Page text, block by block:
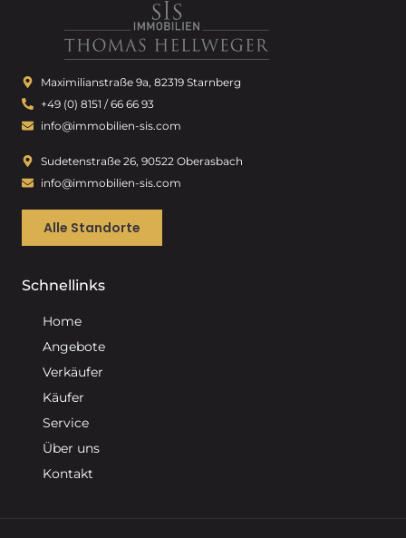
Maximilianstraße 9a, 82319 Starnberg
+49 (0) 8151 / 66 66 93
info@immobilien-sis.com
Sudetenstraße 26, 90522 Oberasbach
info@immobilien-sis.com
Alle Standorte
Schnellinks
Home
Angebote
Verkäufer
Käufer
Service
Über uns
Kontakt